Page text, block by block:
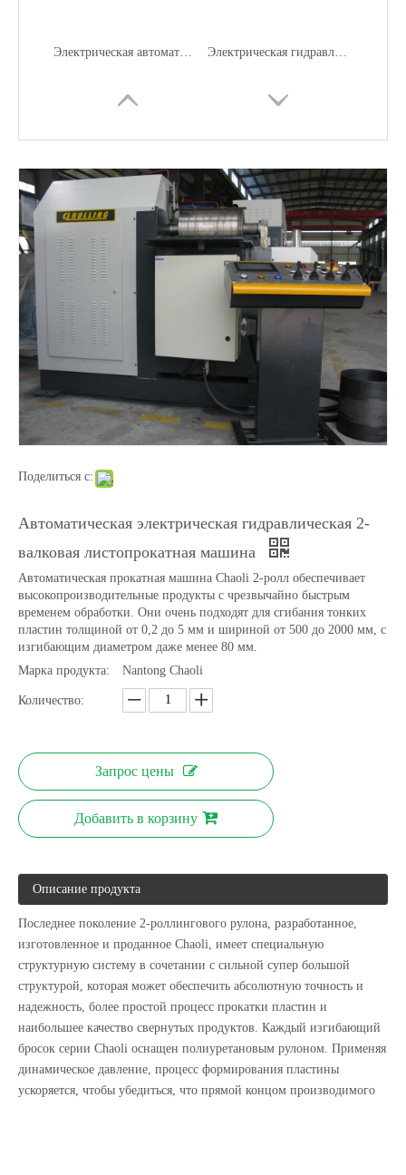
Электрическая автоматическая асимметричная 3-валковая листопрокатная машина Электрическая гидравлическая 4 роликовая тарелка тупой
3-х роликовая механическая электрическая листопрокатная машина Электрическая гидравлическая машина для гибки профиля со светодиодной подсветкой
Поделиться с:
Автоматическая электрическая гидравлическая 2-
валковая листопрокатная машина
Автоматическая прокатная машина Chaoli 2-ролл обеспечивает
высокопроизводительные продукты с чрезвычайно быстрым
временем обработки. Они очень подходят для сгибания тонких
пластин толщиной от 0,2 до 5 мм и шириной от 500 до 2000 мм, с
изгибающим диаметром даже менее 80 мм.
Марка продукта:
Nantong Chaoli
Количество:
Запрос цены
Добавить в корзину
Описание продукта
Последнее поколение 2-роллингового рулона, разработанное,
изготовленное и проданное Chaoli, имеет специальную
структурную систему в сочетании с сильной супер большой
структурой, которая может обеспечить абсолютную точность и
надежность, более простой процесс прокатки пластин и
наибольшее качество свернутых продуктов. Каждый изгибающий
бросок серии Chaoli оснащен полиуретановым рулоном. Применяя
динамическое давление, процесс формирования пластины
ускоряется, чтобы убедиться, что прямой концом производимого